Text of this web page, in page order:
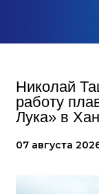
Николай
работу
Лука» в
07 августа